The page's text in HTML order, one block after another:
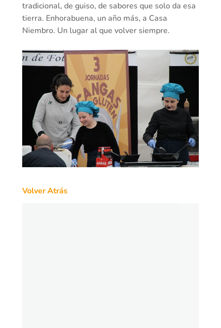
tradicional, de guiso, de sabores que solo da esa
tierra. Enhorabuena, un año más, a Casa
Niembro. Un lugar al que volver siempre.
Volver Atrás